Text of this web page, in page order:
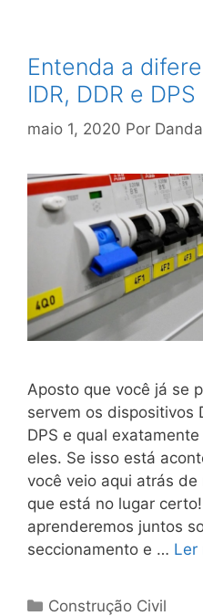
Entenda a
IDR, DDR e DPS
maio 1, 2020 Por
Aposto que você já se
servem os dispositivos
DPS e qual
eles. Se isso está
você veio aqui atrás
que está no lugar
aprenderemos juntos
seccionamento e … Ler
Construção Civil